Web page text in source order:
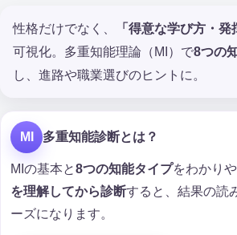
性格だけでなく、 「得意な学び方・発
可視化。多重知能理論（MI）で8つの
し、進路や職業選びのヒントに。
MI 多重知能診断とは？
MIの基本と8つの知能タイプをわかり
を理解してから診断すると、結果の読
ーズになります。